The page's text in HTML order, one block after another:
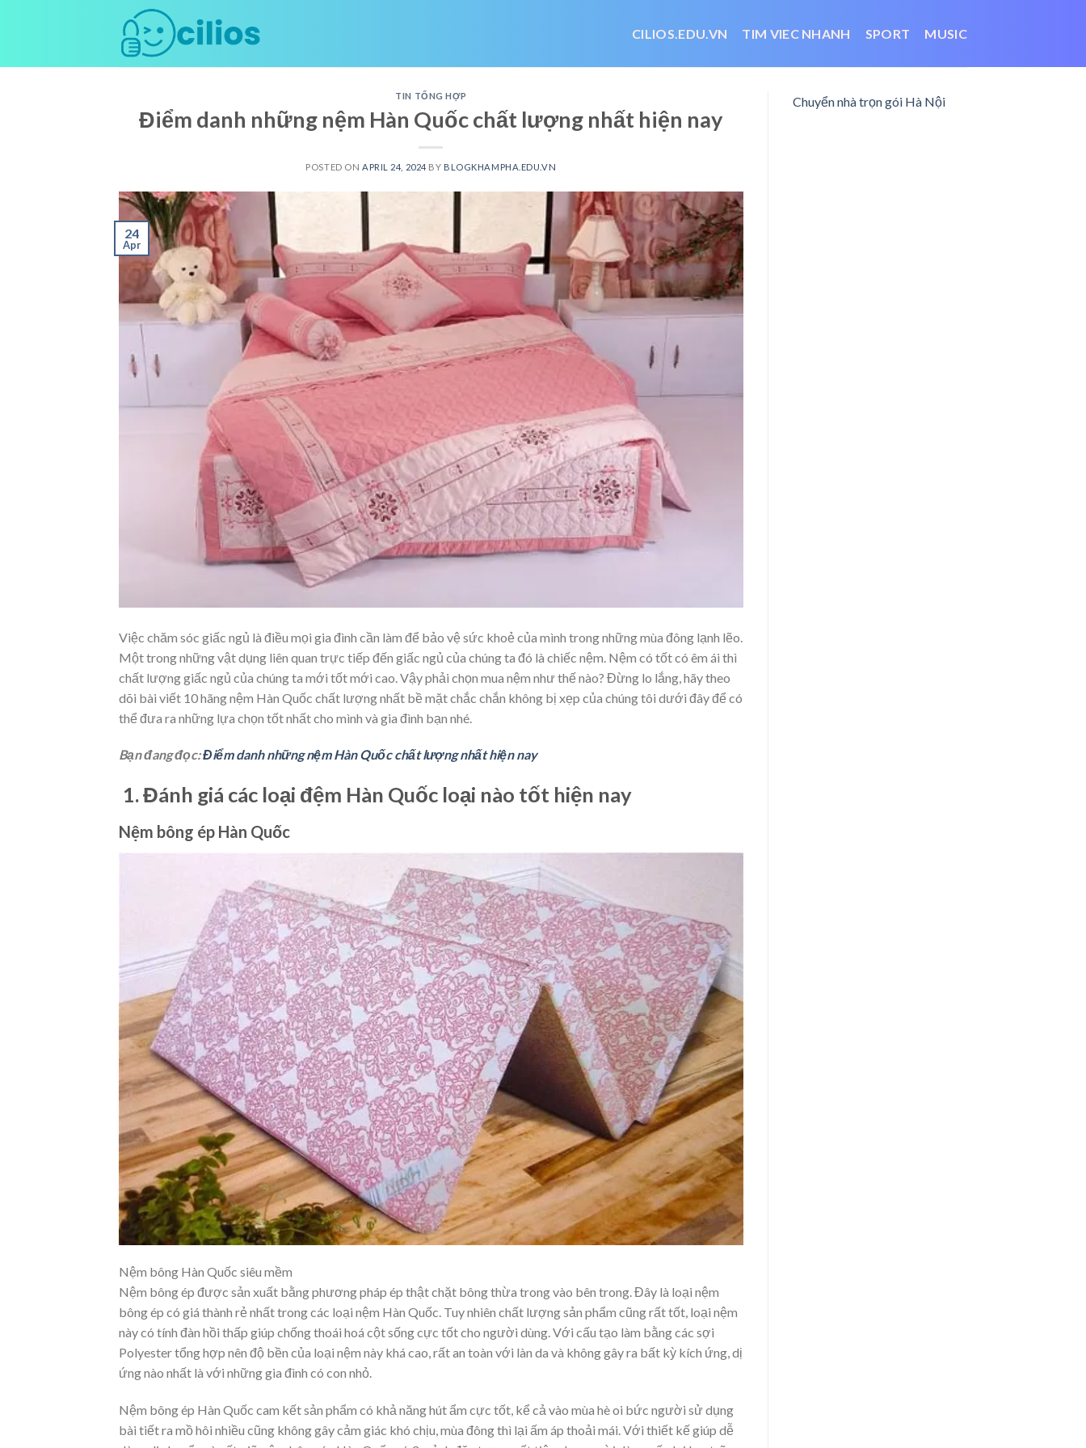
CILIOS.EDU.VN TIM VIEC NHANH SPORT MUSIC
TIN TỔNG HỢP
Điểm danh những nệm Hàn Quốc chất lượng nhất hiện nay
POSTED ON APRIL 24, 2024 BY BLOGKHAMPHA.EDU.VN
24
Apr
Việc chăm sóc giấc ngủ là điều mọi gia đình cần làm để bảo vệ sức khoẻ của mình trong những mùa đông lạnh lẽo.
Một trong những vật dụng liên quan trực tiếp đến giấc ngủ của chúng ta đó là chiếc nệm. Nệm có tốt có êm ái thì
chất lượng giấc ngủ của chúng ta mới tốt mới cao. Vậy phải chọn mua nệm như thế nào? Đừng lo lắng, hãy theo
dõi bài viết 10 hãng nệm Hàn Quốc chất lượng nhất bề mặt chắc chắn không bị xẹp của chúng tôi dưới đây để có
thể đưa ra những lựa chọn tốt nhất cho mình và gia đình bạn nhé.
Bạn đang đọc:Điểm danh những nệm Hàn Quốc chất lượng nhất hiện nay
1. Đánh giá các loại đệm Hàn Quốc loại nào tốt hiện nay
Nệm bông ép Hàn Quốc
Nệm bông Hàn Quốc siêu mềm
Nệm bông ép được sản xuất bằng phương pháp ép thật chặt bông thừa trong vào bên trong. Đây là loại nệm
bông ép có giá thành rẻ nhất trong các loại nệm Hàn Quốc. Tuy nhiên chất lượng sản phẩm cũng rất tốt, loại nệm
này có tính đàn hồi thấp giúp chống thoái hoá cột sống cực tốt cho người dùng. Với cấu tạo làm bằng các sợi
Polyester tổng hợp nên độ bền của loại nệm này khá cao, rất an toàn với làn da và không gây ra bất kỳ kích ứng, dị
ứng nào nhất là với những gia đình có con nhỏ.
Nệm bông ép Hàn Quốc cam kết sản phẩm có khả năng hút ẩm cực tốt, kể cả vào mùa hè oi bức người sử dụng
bài tiết ra mồ hôi nhiều cũng không gây cảm giác khó chịu, mùa đông thì lại ấm áp thoải mái. Với thiết kế giúp dễ
Chuyển nhà trọn gói Hà Nội